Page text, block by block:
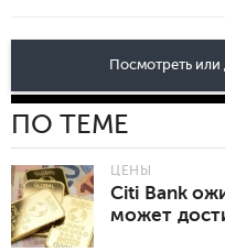
Посмотреть
ПО ТЕМЕ
ЦЕНЫ
Citi Bank
может